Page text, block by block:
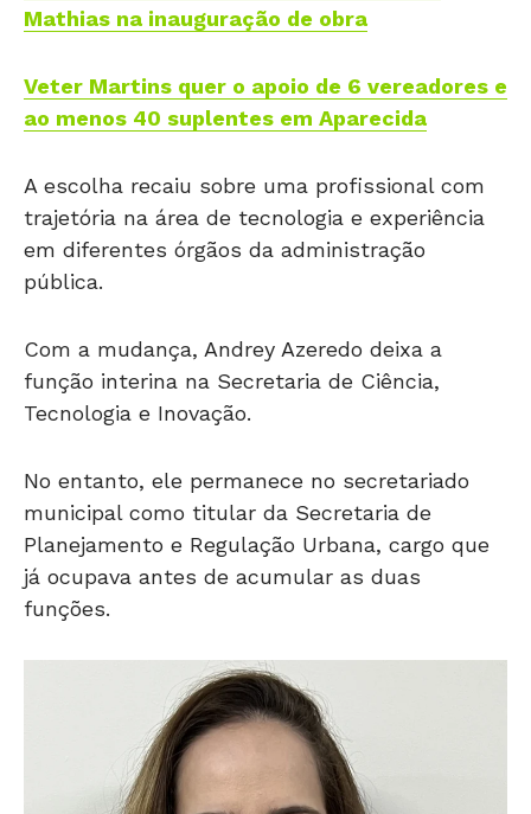
Mathias na inauguração de obra
Veter Martins quer o apoio de 6 vereadores e
ao menos 40 suplentes em Aparecida
A escolha recaiu sobre uma profissional com
trajetória na área de tecnologia e experiência
em diferentes órgãos da administração
pública.
Com a mudança, Andrey Azeredo deixa a
função interina na Secretaria de Ciência,
Tecnologia e Inovação.
No entanto, ele permanece no secretariado
municipal como titular da Secretaria de
Planejamento e Regulação Urbana, cargo que
já ocupava antes de acumular as duas
funções.